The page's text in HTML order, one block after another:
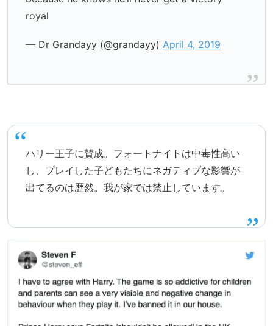
royal
— Dr Grandayy (@grandayy) April 4, 2019
ハリー王子に賛成。フォートナイトは中毒性高い
し、プレイした子どもたちにネガティブな影響が
出てるのは歴然。我が家では禁止しています。